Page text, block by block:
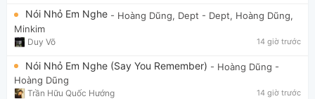
Nói Nhỏ Em Nghe - Hoàng Dũng, Dept - Dept, Hoàng Dũng,
Minkim
Duy Võ 14 giờ trước
Nói Nhỏ Em Nghe (Say You Remember) - Hoàng Dũng -
Hoàng Dũng
Trần Hữu Quốc Hướng 14 giờ trước